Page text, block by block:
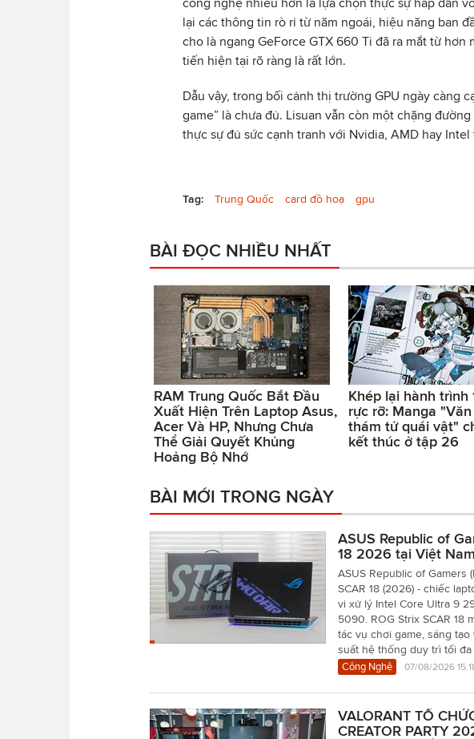
lại các thông tin rò rỉ từ năm ngoái, hiệu năng ban
cho là ngang GeForce GTX 660 Ti đã ra mắt từ hơn
tiến hiện tại rõ ràng là rất lớn.
Dẫu vậy, trong bối cảnh thị trường GPU ngày càng
game” là chưa đủ. Lisuan vẫn còn một chặng
thực sự đủ sức cạnh tranh với Nvidia, AMD hay
Tag: Trung Quốc card đồ hoạ gpu
BÀI ĐỌC NHIỀU NHẤT
RAM Trung Quốc Bắt Đầu
Xuất Hiện Trên Laptop Asus,
Acer Và HP, Nhưng Chưa
Thể Giải Quyết Khủng
Hoảng Bộ Nhớ
Khép lại hành trình
rực rỡ: Manga
thám tử quái vật"
kết thúc ở tập 26
BÀI MỚI TRONG NGÀY
ASUS Republic of
18 2026 tại Việt Nam
ASUS Republic of Gamers
SCAR 18 (2026) - chiếc
vi xử lý Intel Core Ultra 9
5090. ROG Strix SCAR 18
tác vụ chơi game, sáng
suất hệ thống duy trì tối đa
Công Nghệ
07/08/2026
VALORANT TỔ
CREATOR PARTY